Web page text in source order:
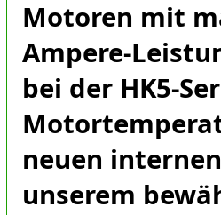
Motoren mit
Ampere-
bei der HK5-
neuen
unserem